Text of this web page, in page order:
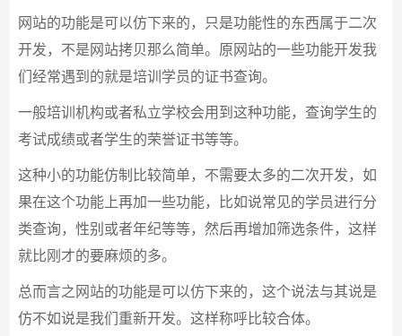
网站的功能是可以仿下来的，只是功能性的东西属于二次
开发，不是网站拷贝那么简单。原网站的一些功能开发我
们经常遇到的就是培训学员的证书查询。
一般培训机构或者私立学校会用到这种功能，查询学生的
考试成绩或者学生的荣誉证书等等。
这种小的功能仿制比较简单，不需要太多的二次开发，如
果在这个功能上再加一些功能，比如说常见的学员进行分
类查询，性别或者年纪等等，然后再增加筛选条件，这样
就比刚才的要麻烦的多。
总而言之网站的功能是可以仿下来的，这个说法与其说是
仿不如说是我们重新开发。这样称呼比较合体。